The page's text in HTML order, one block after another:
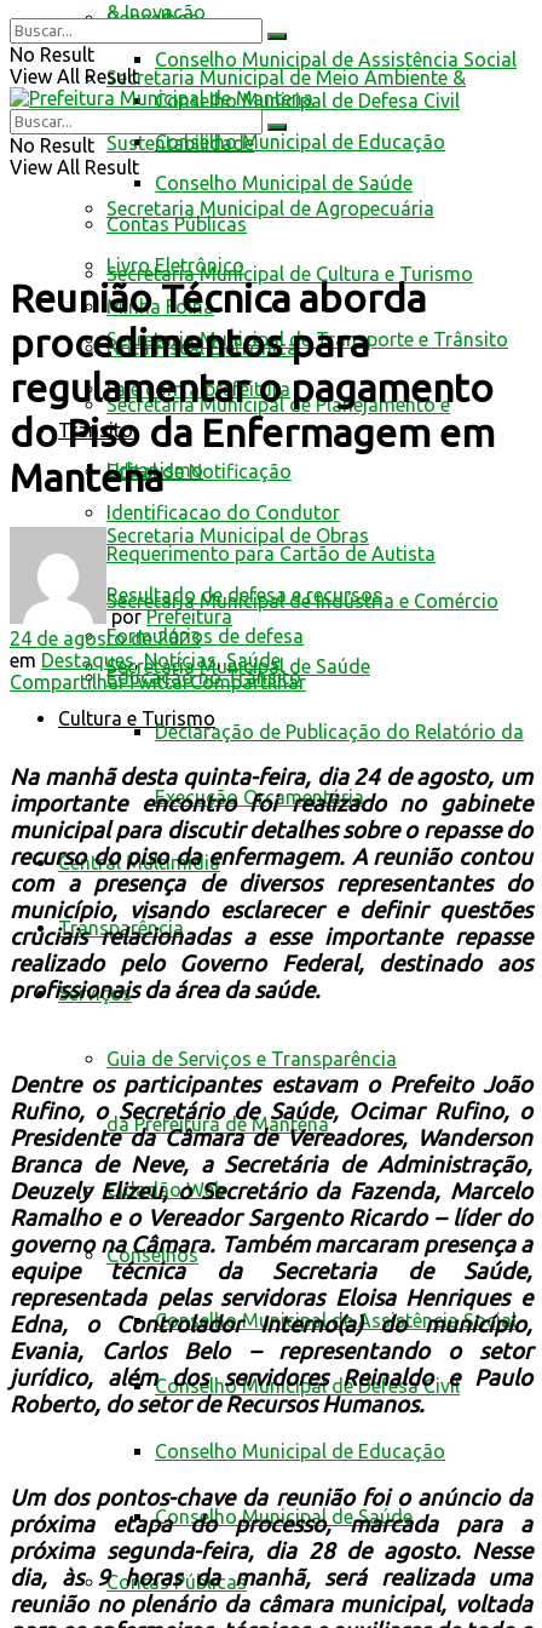
Conselhos
Conselho Municipal de Assistência Social
Conselho Municipal de Defesa Civil
Conselho Municipal de Educação
Conselho Municipal de Saúde
Contas Públicas
Livro Eletrônico
Minha Folha
Nota Fiscal Eletrônica
Fale com a prefeitura
Trânsito
Edital de Notificação
Identificacao do Condutor
Requerimento para Cartão de Autista
Resultado de defesa e recursos
Formulários de defesa
Educação no Trânsito
Cultura e Turismo
& Inovação
Secretaria Municipal de Meio Ambiente &
Sustentabilidade
Secretaria Municipal de Agropecuária
Secretaria Municipal de Cultura e Turismo
Secretaria Municipal de Transporte e Trânsito
Secretaria Municipal de Planejamento e
Urbanismo
Secretaria Municipal de Obras
Secretaria Municipal de Indústria e Comércio
Secretaria Municipal de Saúde
Declaração de Publicação do Relatório da
Execução Orçamentária
Central Multimídia
Transparência
Serviços
Guia de Serviços e Transparência
da Prefeitura de Mantena
Cidadão Web
Conselhos
Conselho Municipal de Assistência Social
Conselho Municipal de Defesa Civil
Conselho Municipal de Educação
Conselho Municipal de Saúde
Contas Públicas
No Result
View All Result
No Result
View All Result
Reunião Técnica aborda
procedimentos para
regulamentar o pagamento
do Piso da Enfermagem em
Mantena
por Prefeitura
24 de agosto de 2023
em Destaques,Notícias,Saúde
CompartilharTwittarCompartilhar
Na manhã desta quinta-feira, dia 24 de agosto, um
importante encontro foi realizado no gabinete
municipal para discutir detalhes sobre o repasse do
recurso do piso da enfermagem. A reunião contou
com a presença de diversos representantes do
município, visando esclarecer e definir questões
cruciais relacionadas a esse importante repasse
realizado pelo Governo Federal, destinado aos
profissionais da área da saúde.
Dentre os participantes estavam o Prefeito João
Rufino, o Secretário de Saúde, Ocimar Rufino, o
Presidente da Câmara de Vereadores, Wanderson
Branca de Neve, a Secretária de Administração,
Deuzely Elizeu, o Secretário da Fazenda, Marcelo
Ramalho e o Vereador Sargento Ricardo – líder do
governo na Câmara. Também marcaram presença a
equipe técnica da Secretaria de Saúde,
representada pelas servidoras Eloisa Henriques e
Edna, o Controlador Interno(a) do município,
Evania, Carlos Belo – representando o setor
jurídico, além dos servidores Reinaldo e Paulo
Roberto, do setor de Recursos Humanos.
Um dos pontos-chave da reunião foi o anúncio da
próxima etapa do processo, marcada para a
próxima segunda-feira, dia 28 de agosto. Nesse
dia, às 9 horas da manhã, será realizada uma
reunião no plenário da câmara municipal, voltada